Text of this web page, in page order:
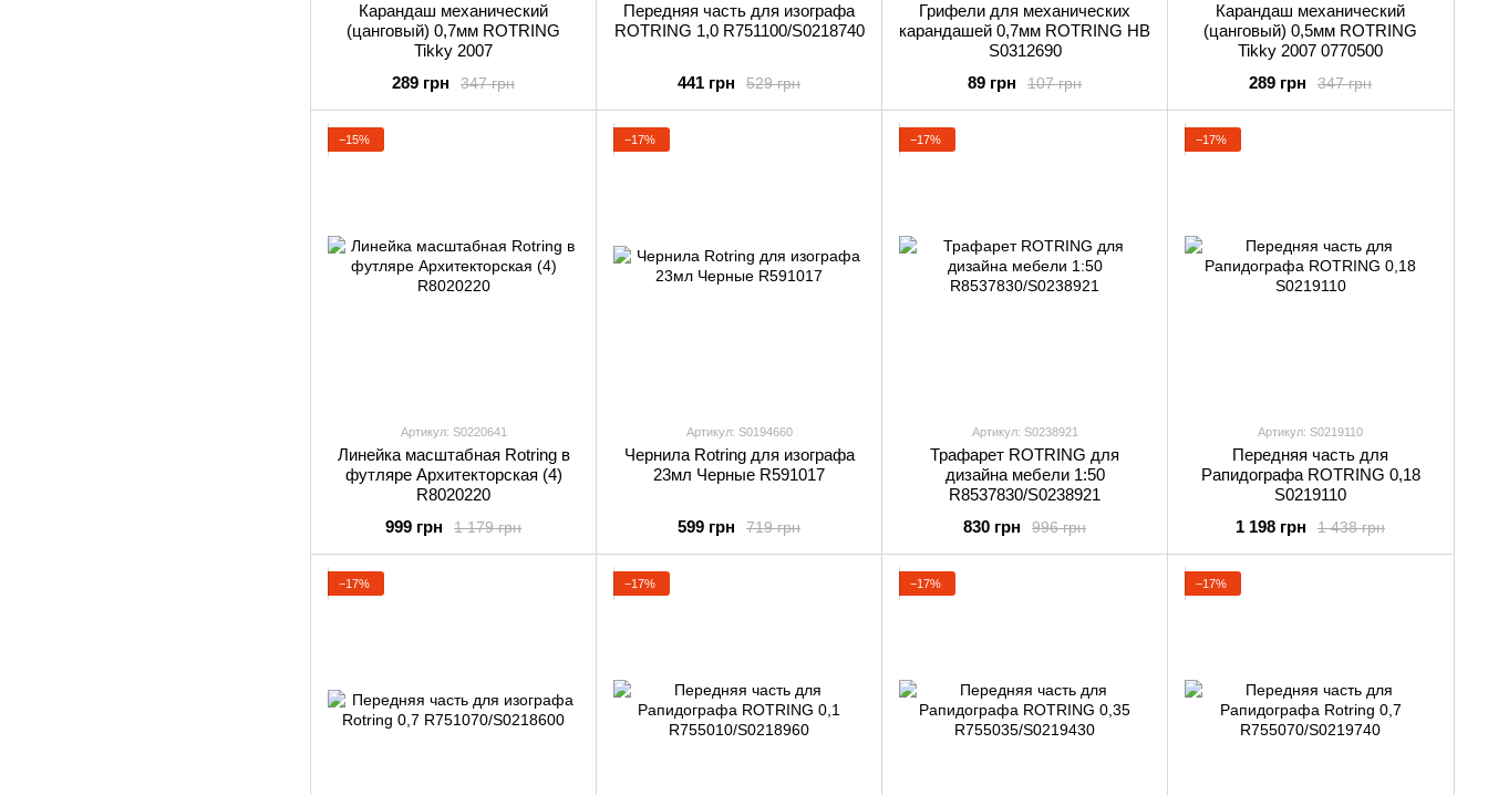
Карандаш механический
(цанговый) 0,7мм ROTRING
Tikky 2007
347 грн
289 грн
Передняя часть для изографа
ROTRING 1,0 R751100/S0218740
529 грн
441 грн
Грифели для механических
карандашей 0,7мм ROTRING HB
S0312690
107 грн
89 грн
Карандаш механический
(цанговый) 0,5мм ROTRING
Tikky 2007 0770500
347 грн
289 грн
−15%
Артикул: S0220641
Линейка масштабная Rotring в
футляре Архитекторская (4)
R8020220
1 179 грн
999 грн
−17%
Артикул: S0194660
Чернила Rotring для изографа
23мл Черные R591017
719 грн
599 грн
−17%
Артикул: S0238921
Трафарет ROTRING для
дизайна мебели 1:50
R8537830/S0238921
996 грн
830 грн
−17%
Артикул: S0219110
Передняя часть для
Рапидографа ROTRING 0,18
S0219110
1 438 грн
1 198 грн
−17% −17% −17% −17%